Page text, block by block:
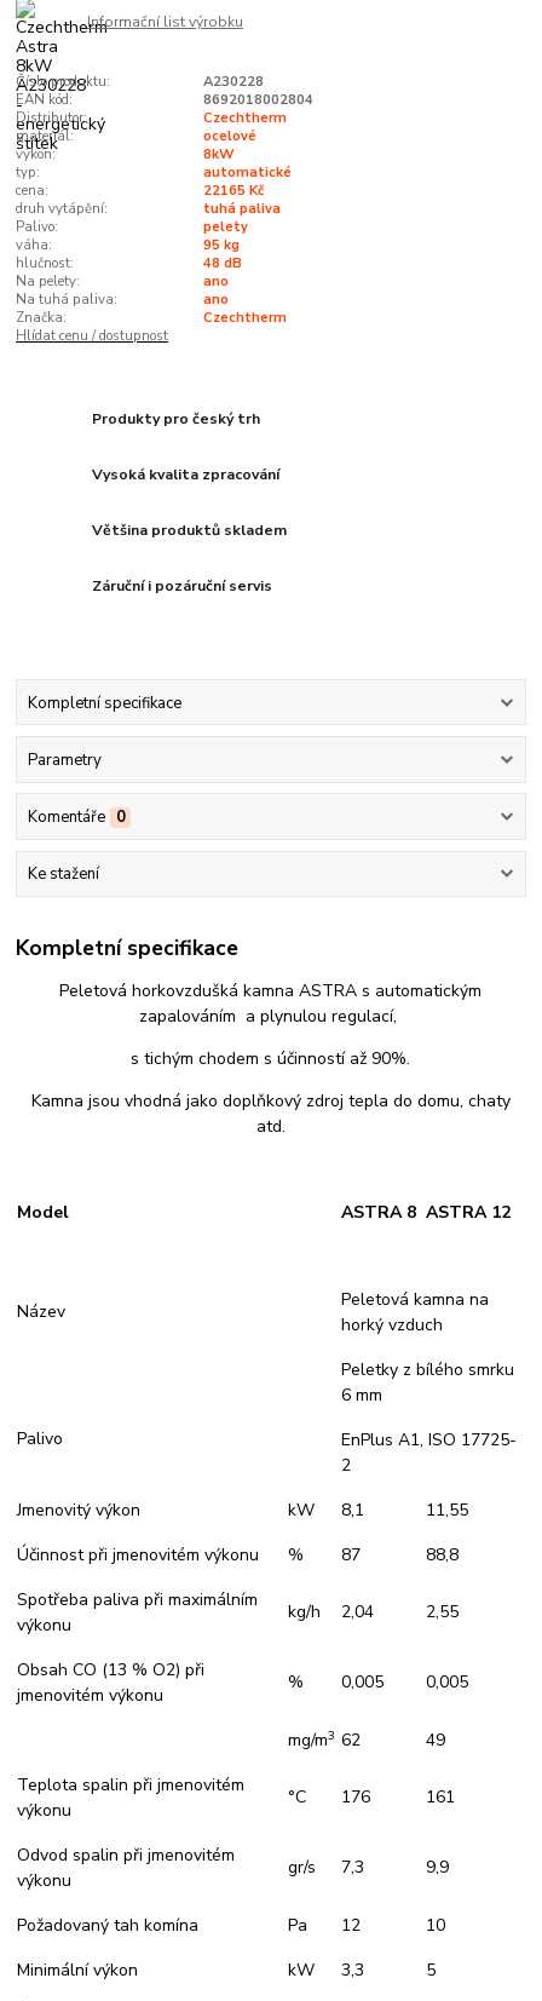
Informační list výrobku
Číslo produktu:
A230228
EAN kód:
8692018002804
Distributor:
Czechtherm
materiál:
ocelové
výkon:
8kW
typ:
automatické
cena:
22165 Kč
druh vytápění:
tuhá paliva
Palivo:
pelety
váha:
95 kg
hlučnost:
48 dB
Na pelety:
ano
Na tuhá paliva:
ano
Značka:
Czechtherm
Hlídat cenu / dostupnost
Produkty pro český trh
Vysoká kvalita zpracování
Většina produktů skladem
Záruční i pozáruční servis
Kompletní specifikace
Parametry
Komentáře 0
Ke stažení
Kompletní specifikace
Peletová horkovzdušká kamna ASTRA s automatickým
zapalováním a plynulou regulací,
s tichým chodem s účinností až 90%.
Kamna jsou vhodná jako doplňkový zdroj tepla do domu, chaty
atd.
Model ASTRA8 ASTRA12
Název
Peletová kamna na
horký vzduch
Palivo
Peletky z bílého smrku
6 mm
EnPlus A1, ISO 17725-
2
Jmenovitý výkon
kW 8,1
11,55
Účinnost při jmenovitém výkonu
% 87
88,8
Spotřeba paliva při maximálním
výkonu
kg/h 2,04 2,55
Obsah CO (13 % O2) při
jmenovitém výkonu
% 0,005 0,005
mg/m3 62
49
Teplota spalin při jmenovitém
výkonu
°C 176 161
Odvod spalin při jmenovitém
výkonu
gr/s 7,3 9,9
Požadovaný tah komína Pa 12
10
Minimální výkon
kW 3,3
5